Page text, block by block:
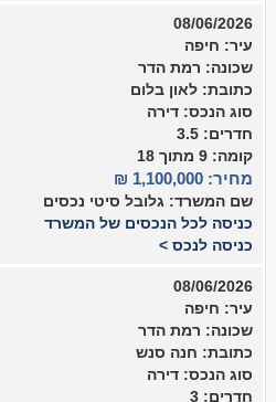
08/06/2026
עיר: חיפה
שכונה: רמת הדר
כתובת: לאון בלום
סוג הנכס: דירה
חדרים: 3.5
קומה: 9 מתוך 18
מחיר: 1,100,000 ₪
שם המשרד: גלובל סיטי נכסים
כניסה לכל הנכסים של המשרד
כניסה לנכס >
08/06/2026
עיר: חיפה
שכונה: רמת הדר
כתובת: חנה סנש
סוג הנכס: דירה
חדרים: 3